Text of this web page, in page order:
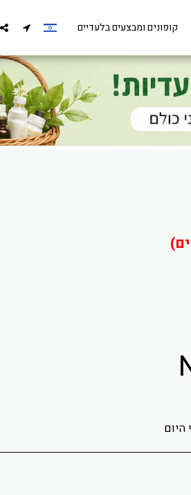
קופונים ומבצעים בלעדיים
היום